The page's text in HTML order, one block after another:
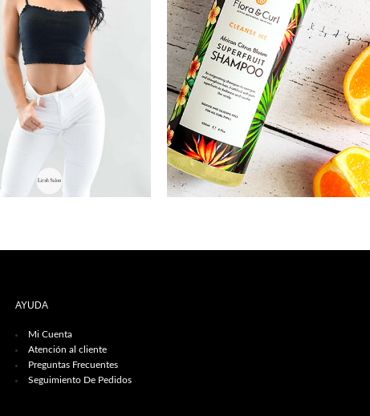
AYUDA
Mi Cuenta
Atención al cliente
Preguntas Frecuentes
Seguimiento De Pedidos